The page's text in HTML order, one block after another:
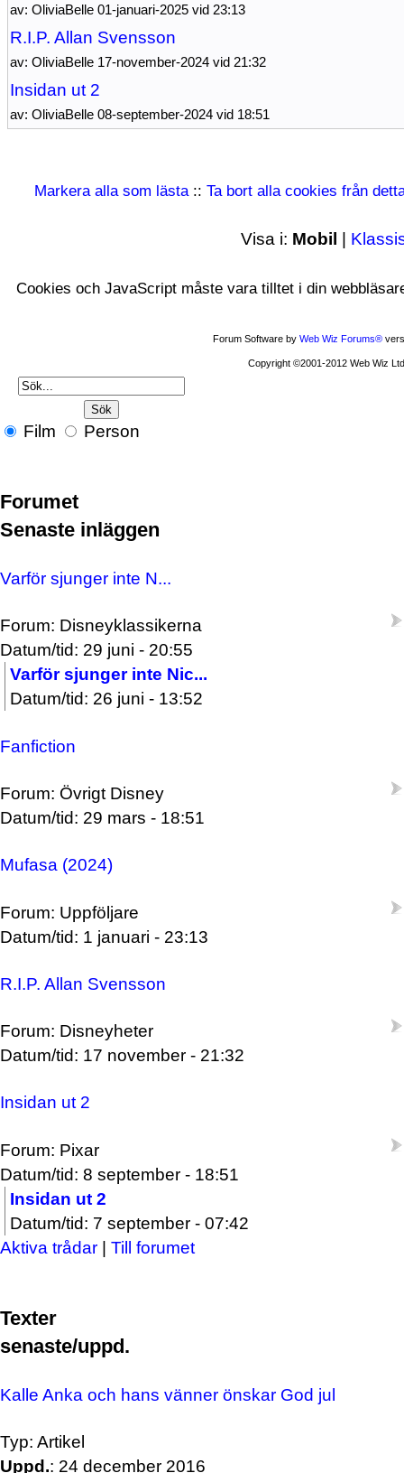
av: OliviaBelle 01-januari-2025 vid 23:13
R.I.P. Allan Svensson
av: OliviaBelle 17-november-2024 vid 21:32
Insidan ut 2
av: OliviaBelle 08-september-2024 vid 18:51
Markera alla som lästa :: Ta bort alla cookies från
Visa i: Mobil |
Cookies och JavaScript måste vara tilltet i din
Forum Software by Web Wiz Forums®
Copyright ©2001-2012 Web Wiz
Film Person
Forumet
Senaste inläggen
Varför sjunger inte N...
Forum: Disneyklassikerna
Datum/tid: 29 juni - 20:55
Varför sjunger inte Nic...
Datum/tid: 26 juni - 13:52
Fanfiction
Forum: Övrigt Disney
Datum/tid: 29 mars - 18:51
Mufasa (2024)
Forum: Uppföljare
Datum/tid: 1 januari - 23:13
R.I.P. Allan Svensson
Forum: Disneyheter
Datum/tid: 17 november - 21:32
Insidan ut 2
Forum: Pixar
Datum/tid: 8 september - 18:51
Insidan ut 2
Datum/tid: 7 september - 07:42
Aktiva trådar | Till forumet
Texter
senaste/uppd.
Kalle Anka och hans vänner önskar God jul
Typ: Artikel
Uppd.: 24 december 2016